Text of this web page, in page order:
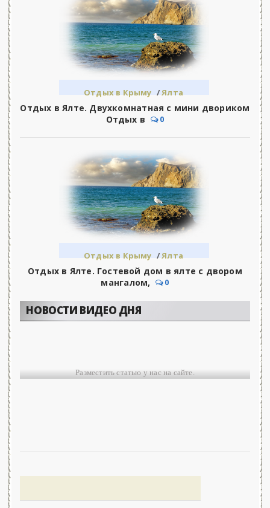
Отдых в Крыму /Ялта
Отдых в Ялте. Двухкомнатная с мини двориком
Отдых в
0
Отдых в Крыму /Ялта
Отдых в Ялте. Гостевой дом в ялте с двором
мангалом,
0
НОВОСТИ ВИДЕО ДНЯ
Разместить статью у нас на сайте.